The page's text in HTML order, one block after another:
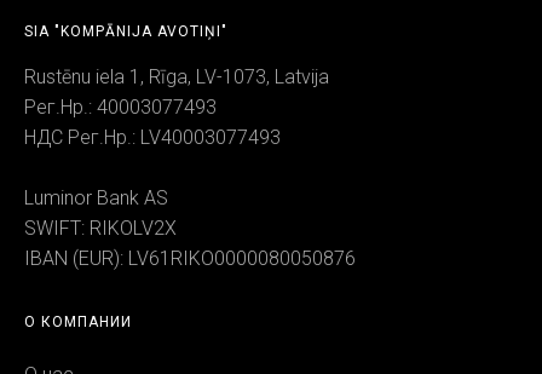
SIA "KOMPĀNIJA AVOTIŅI"
Rustēnu iela 1, Rīga, LV-1073, Latvija
Рег.Нр.: 40003077493
НДС Рег.Нр.: LV40003077493
Luminor Bank AS
SWIFT: RIKOLV2X
IBAN (EUR): LV61RIKO0000080050876
О КОМПАНИИ